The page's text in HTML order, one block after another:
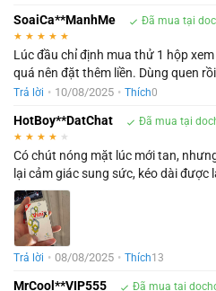
SoaiCa**ManhMe Đã mua tại
★ ★ ★ ★ ★
Lúc đầu chỉ định mua thử 1 hộp
quá nên đặt thêm liền. Dùng quen
Trả lời • 10/08/2025 • Thích0
HotBoy**DatChat Đã mua tại
★ ★ ★ ★ ★
Có chút nóng mặt lúc mới tan,
lại cảm giác sung sức, kéo dài được
Trả lời • 08/08/2025 • Thích13
MrCool**VIP555 Đã mua tại